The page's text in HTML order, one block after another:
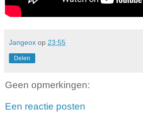
Jangeox op 23:55
Delen
Geen opmerkingen:
Een reactie posten